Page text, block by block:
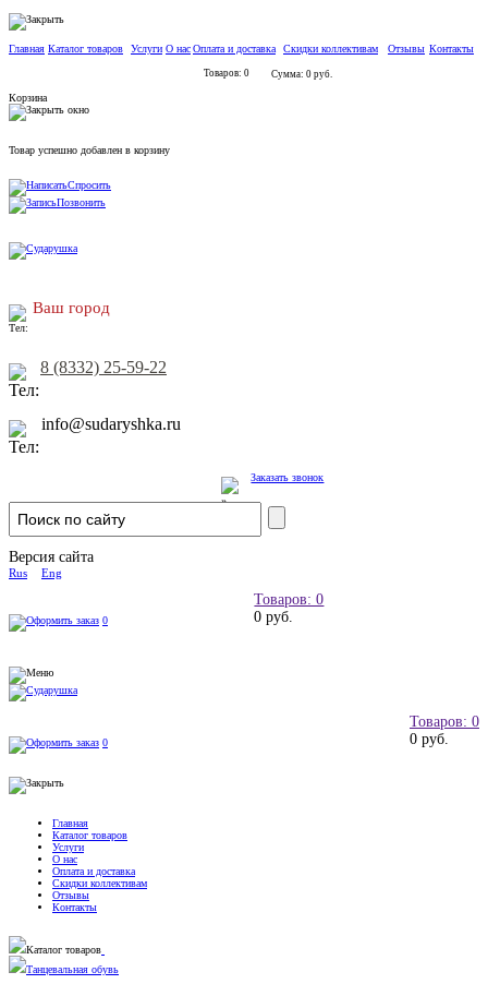
Главная Каталог товаров Услуги О насОплата и доставка Скидки коллективам Отзывы Контакты
Товаров: 0 Сумма: 0 руб.
Корзина
Товар успешно добавлен в корзину
Спросить
Позвонить
Ваш город
8 (8332) 25-59-22
info@sudaryshka.ru
Заказать звонок
Версия сайта
Rus Eng
Товаров: 0
0 руб.
0
Товаров: 0
0 руб.
0
Главная
Каталог товаров
Услуги
О нас
Оплата и доставка
Скидки коллективам
Отзывы
Контакты
Каталог товаров
Танцевальная обувь